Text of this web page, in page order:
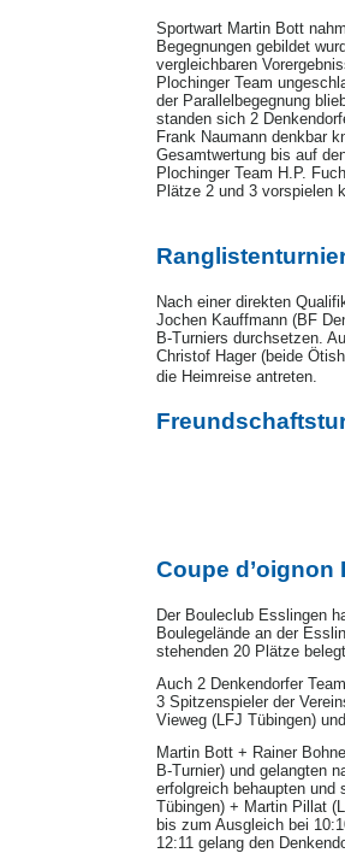
Sportwart Martin Bott
Begegnungen gebildet
vergleichbaren
Plochinger Team
der Parallelbegegnung
standen sich 2
Frank Naumann denkbar
Gesamtwertung bis auf
Plochinger Team H.P.
Plätze 2 und 3 vorspielen
Nach einer direkten
Jochen Kauffmann (BF
B-Turniers durchsetzen.
Christof Hager (beide
die Heimreise antreten.
Coupe d’oignon
Der Bouleclub Esslingen
Boulegelände an der
stehenden 20 Plätze
Auch 2 Denkendorfer
3 Spitzenspieler der
Vieweg (LFJ Tübingen)
Martin Bott + Rainer
B-Turnier) und gelangten
erfolgreich behaupten
Tübingen) + Martin Pillat
bis zum Ausgleich bei
12:11 gelang den